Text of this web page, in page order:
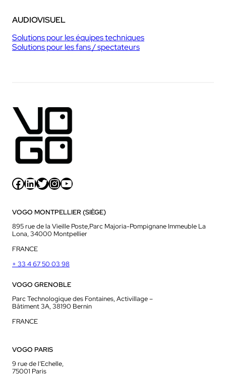
AUDIOVISUEL
Solutions pour les équipes techniques
Solutions pour les fans / spectateurs
Facebook LinkedIn Twitter InstagramYouTube
VOGO MONTPELLIER (SIÈGE)
895 rue de la Vieille Poste,Parc Majoria-Pompignane Immeuble La
Lona, 34000 Montpellier
FRANCE
+ 33 4 67 50 03 98
VOGO GRENOBLE
Parc Technologique des Fontaines, Activillage –
Bâtiment 3A, 38190 Bernin
FRANCE
VOGO PARIS
9 rue de l’Echelle,
75001 Paris